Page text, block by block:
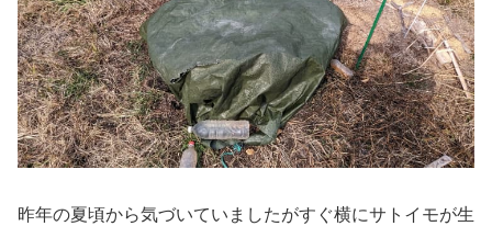
昨年の夏頃から気づいていましたがすぐ横にサトイモが生